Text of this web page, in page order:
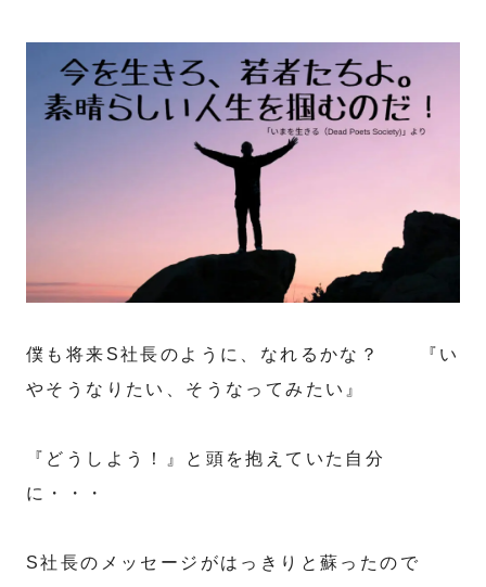
僕も将来S社長のように、なれるかな？ 『い
やそうなりたい、そうなってみたい』
『どうしよう！』と頭を抱えていた自分
に・・・
S社長のメッセージがはっきりと蘇ったので